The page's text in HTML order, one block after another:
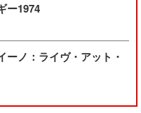
ー1974
ーノ：ライヴ・アット・